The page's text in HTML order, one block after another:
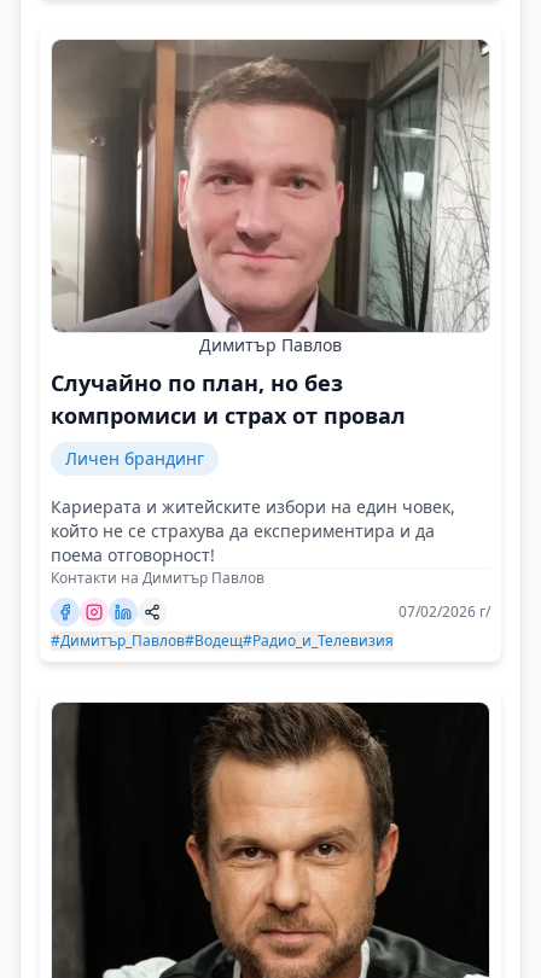
Димитър Павлов
Случайно по план, но без
компромиси и страх от провал
Личен брандинг
Кариерата и житейските избори на един човек,
който не се страхува да експериментира и да
поема отговорност!
Контакти на Димитър Павлов
07/02/2026 г/
#Димитър_Павлов#Водещ#Радио_и_Телевизия